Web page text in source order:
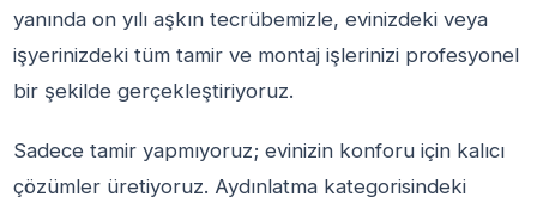
yanında on yılı aşkın tecrübemizle, evinizdeki veya
işyerinizdeki tüm tamir ve montaj işlerinizi profesyonel
bir şekilde gerçekleştiriyoruz.
Sadece tamir yapmıyoruz; evinizin konforu için kalıcı
çözümler üretiyoruz. Aydınlatma kategorisindeki